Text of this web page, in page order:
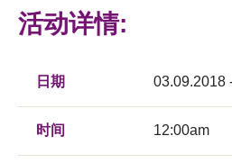
活动详情:
日期 03.09.2018
时间 12:00am